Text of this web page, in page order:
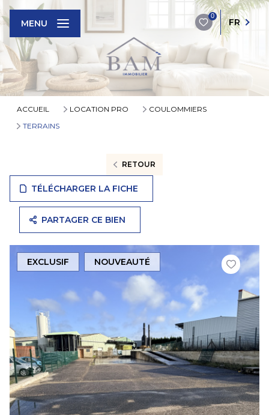
0
FR
MENU
ACCUEIL LOCATION PRO
COULOMMIERS
TERRAINS
RETOUR
TÉLÉCHARGER LA FICHE
PARTAGER CE BIEN
EXCLUSIF NOUVEAUTÉ